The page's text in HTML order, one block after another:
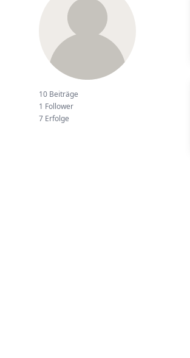
10 Beiträge
1 Follower
7 Erfolge